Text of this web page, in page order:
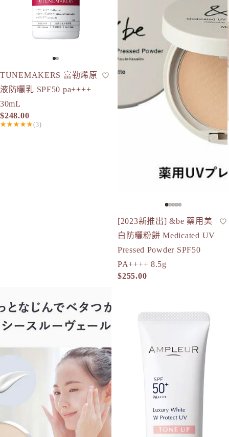
防曬
SPF50+
人氣
現貨
TUNEMAKERS 富勒烯原
液防曬乳 SPF50 pa++++
30mL
$248.00
★★★★★(3)
防曬
SPF50+
人氣
[2023新推出] &be 藥用美
白防曬粉餅 Medicated UV
Pressed Powder SPF50
PA++++ 8.5g
$255.00